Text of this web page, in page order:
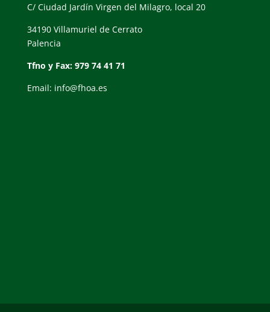
C/ Ciudad Jardín Virgen del Milagro, local 20
34190 Villamuriel de Cerrato
Palencia
Tfno y Fax: 979 74 41 71
Email: info@fhoa.es